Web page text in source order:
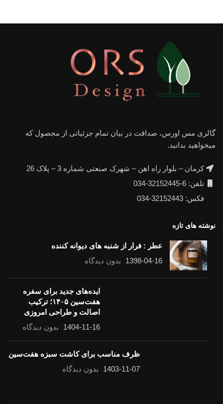
گالری مس اورس، صداقت در بیان تمام جزئیاتی از مجصول که
میخواهید بدانید.
کرمان – بلوار راه اهن – شهرک صنعتی شماره 3 – پلاک 26
تلفن: 6-32152445-034
فکس: 32152443-034
نوشته های تازه
عطر : فرار از شنبه های دیوانه کننده
1398-04-16
بدون دیدگاه
ایده‌های جدید برای سفره
هفت‌سین ۱۴۰۵؛ ترکیب
اصالت و طراحی امروزی
1404-11-16
بدون دیدگاه
ظرف مناسب برای کاشت سبزه هفت‌سین
1403-11-07
بدون دیدگاه